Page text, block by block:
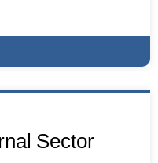
Sector